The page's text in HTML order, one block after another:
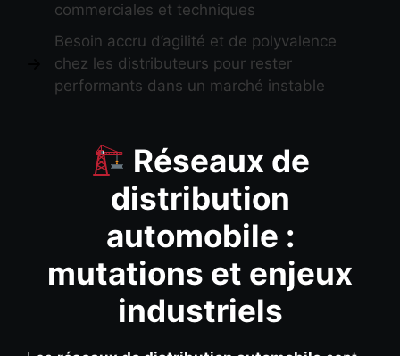
commerciales et techniques
Besoin accru d’agilité et de polyvalence
chez les distributeurs pour rester
performants dans un marché instable
Réseaux de
distribution
automobile :
mutations et enjeux
industriels